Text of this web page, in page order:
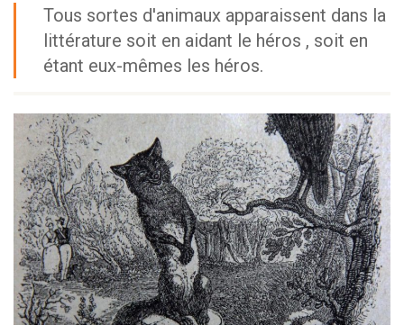
Tous sortes d'animaux apparaissent dans la
littérature soit en aidant le héros , soit en
étant eux-mêmes les héros.